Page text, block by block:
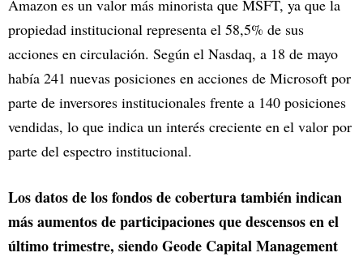
Amazon es un valor más minorista que MSFT, ya que la
propiedad institucional representa el 58,5% de sus
acciones en circulación. Según el Nasdaq, a 18 de mayo
había 241 nuevas posiciones en acciones de Microsoft por
parte de inversores institucionales frente a 140 posiciones
vendidas, lo que indica un interés creciente en el valor por
parte del espectro institucional.
Los datos de los fondos de cobertura también indican
más aumentos de participaciones que descensos en el
último trimestre, siendo Geode Capital Management